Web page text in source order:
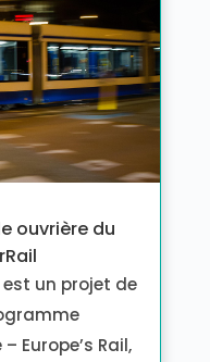
ouvrière du
un projet de
Europe’s Rail,